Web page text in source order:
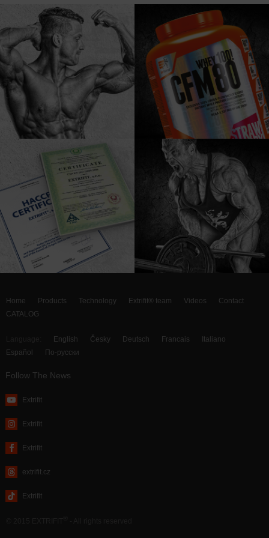
Home Products Technology Extrifit® team Videos
Contact
CATALOG
English Česky Deutsch Francais
Italiano
Español
По-русски
Follow The News
Extrifit
Extrifit
Extrifit
extrifit.cz
Extrifit